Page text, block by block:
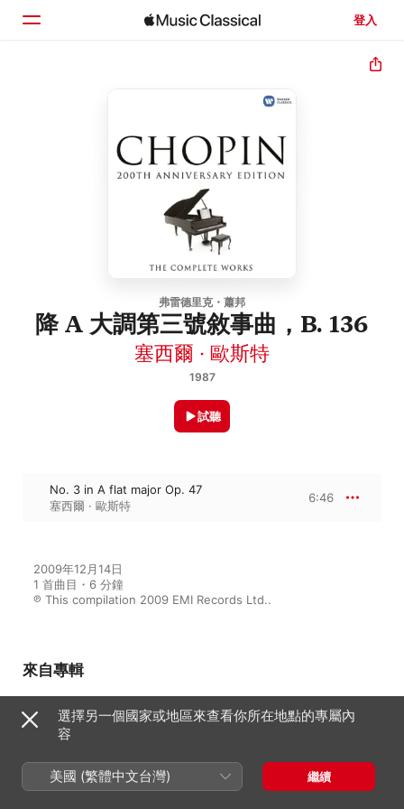
登入
弗雷德里克・蕭邦
降 A 大調第三號敘事曲，B. 136
塞西爾 · 歐斯特
1987
試聽
No. 3 in A flat major Op. 47
塞西爾 · 歐斯特
6:46
2009年12月14日
1 首曲目・6 分鐘
℗ This compilation 2009 EMI Records Ltd..
來自專輯
群星
選擇另一個國家或地區來查看你所在地點的專屬內
容
美國 (繁體中文台灣) 繼續